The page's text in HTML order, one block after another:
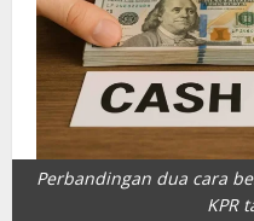
Perbandingan dua cara
KPR